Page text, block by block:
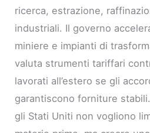
ricerca, estrazione,
industriali. Il governo
miniere e impianti di
valuta strumenti tariffari
lavorati all’estero se gli
garantiscono forniture
gli Stati Uniti non vogliono